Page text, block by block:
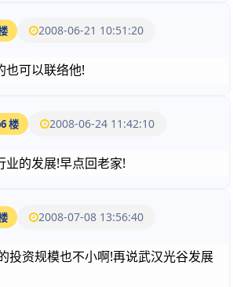
2008-06-21 10:51:20
也可以联络他!
6 楼 2008-06-24 11:42:10
业的发展!早点回老家!
2008-07-08 13:56:40
投资规模也不小啊!再说武汉光谷发展